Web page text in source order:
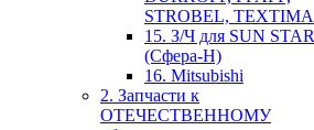
STROBEL, TEXTIMA
15. З/Ч для SUN STAR
(Сфера-Н)
16. Mitsubishi
2. Запчасти к
ОТЕЧЕСТВЕННОМУ